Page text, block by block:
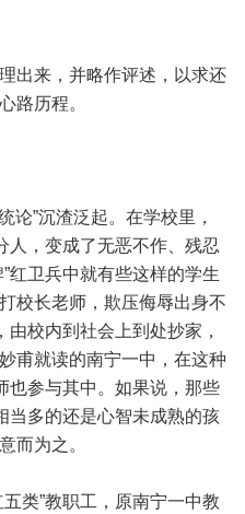
出来，并略作评述，以求还
路历程。
论”沉渣泛起。在学校里，
人，变成了无恶不作、残忍
红卫兵中就有些这样的学生
校长老师，欺压侮辱出身不
由校内到社会上到处抄家，
甫就读的南宁一中，在这种
也参与其中。如果说，那些
当多的还是心智未成熟的孩
而为之。
类”教职工，原南宁一中教